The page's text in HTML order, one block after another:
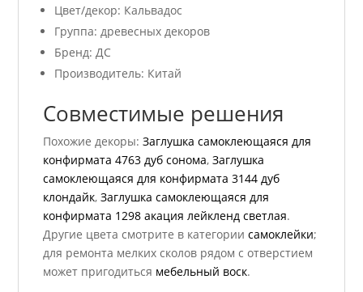
Цвет/декор: Кальвадос
Группа: древесных декоров
Бренд: ДС
Производитель: Китай
Совместимые решения
Похожие декоры:Заглушка самоклеющаяся для
конфирмата 4763 дуб сонома,Заглушка
самоклеющаяся для конфирмата 3144 дуб
клондайк,Заглушка самоклеющаяся для
конфирмата 1298 акация лейкленд светлая.
Другие цвета смотрите в категориисамоклейки;
для ремонта мелких сколов рядом с отверстием
может пригодиться мебельный воск.